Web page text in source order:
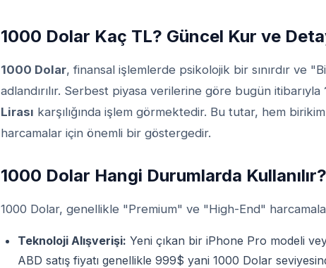
1000 Dolar Kaç TL? Güncel Kur ve
1000 Dolar, finansal işlemlerde psikolojik bir sınırdır ve
adlandırılır. Serbest piyasa verilerine göre bugün itibarıyla
Lirası karşılığında işlem görmektedir. Bu tutar, hem
harcamalar için önemli bir göstergedir.
1000 Dolar Hangi Durumlarda Kullanılır?
1000 Dolar, genellikle "Premium" ve "High-End"
Teknoloji Alışverişi: Yeni çıkan bir iPhone Pro modeli
ABD satış fiyatı genellikle 999$ yani 1000 Dolar